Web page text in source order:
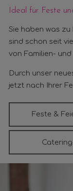
Ideal für Feste
Sie haben was zu
sind schon seit
von Familien-
Durch unser
jetzt nach Ihrer
Feste &
Catering